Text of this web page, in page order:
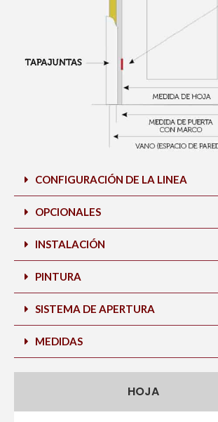
CONFIGURACIÓN DE LA LINEA
OPCIONALES
INSTALACIÓN
PINTURA
SISTEMA DE APERTURA
MEDIDAS
HOJA